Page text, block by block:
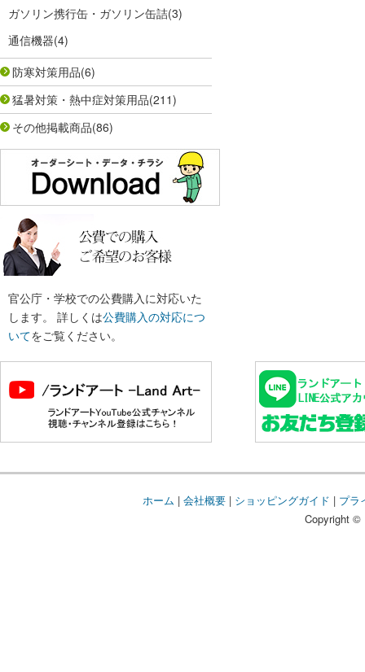
ガソリン携行缶・ガソリン缶詰(3)
通信機器(4)
防寒対策用品(6)
猛暑対策・熱中症対策用品(211)
その他掲載商品(86)
官公庁・学校での公費購入に対応いた
します。 詳しくは公費購入の対応につ
いてをご覧ください。
ホーム | 会社概要| ショッピングガイド | プラ
Copyright ©